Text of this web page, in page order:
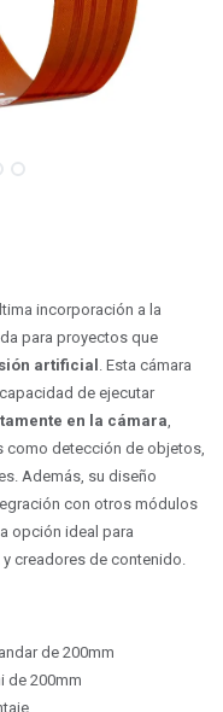
incorporación a la
para proyectos que
artificial . Esta cámara
de ejecutar
en la cámara,
como detección de objetos,
Además, su diseño
con otros módulos
opción ideal para
creadores de contenido.
de 200mm
de 200mm